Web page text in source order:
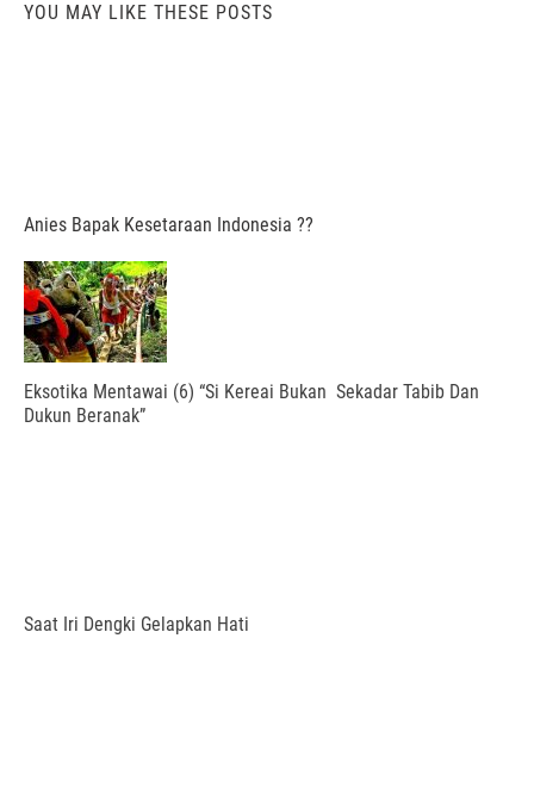
YOU MAY LIKE THESE POSTS
Anies Bapak Kesetaraan Indonesia ??
Eksotika Mentawai (6) “Si Kereai Bukan Sekadar Tabib Dan
Dukun Beranak”
Saat Iri Dengki Gelapkan Hati